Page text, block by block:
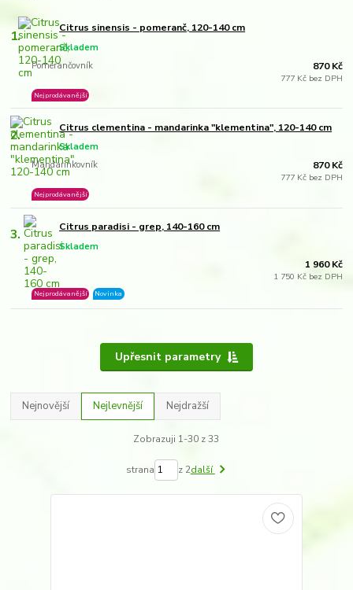
1. Citrus sinensis - pomeranč, 120-140 cm
Pomerančovník
Skladem
Nejprodávanější
870 Kč
777 Kč bez DPH
2. Citrus clementina - mandarinka "klementina", 120-140 cm
Mandarinkovník
Skladem
Nejprodávanější
870 Kč
777 Kč bez DPH
3. Citrus paradisi - grep, 140-160 cm
Skladem
Nejprodávanější Novinka
1 960 Kč
1 750 Kč bez DPH
Upřesnit parametry
Nejnovější Nejlevnější Nejdražší
Zobrazuji 1-30 z 33
strana z 2další